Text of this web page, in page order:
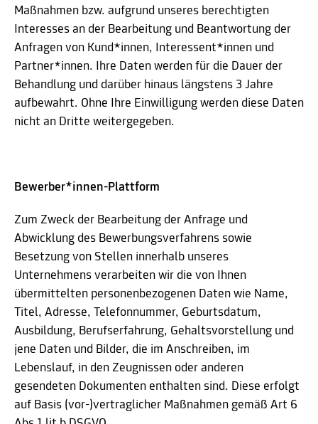
Maßnahmen bzw. aufgrund unseres berechtigten
Interesses an der Bearbeitung und Beantwortung der
Anfragen von Kund*innen, Interessent*innen und
Partner*innen. Ihre Daten werden für die Dauer der
Behandlung und darüber hinaus längstens 3 Jahre
aufbewahrt. Ohne Ihre Einwilligung werden diese Daten
nicht an Dritte weitergegeben.
Bewerber*innen-Plattform
Zum Zweck der Bearbeitung der Anfrage und
Abwicklung des Bewerbungsverfahrens sowie
Besetzung von Stellen innerhalb unseres
Unternehmens verarbeiten wir die von Ihnen
übermittelten personenbezogenen Daten wie Name,
Titel, Adresse, Telefonnummer, Geburtsdatum,
Ausbildung, Berufserfahrung, Gehaltsvorstellung und
jene Daten und Bilder, die im Anschreiben, im
Lebenslauf, in den Zeugnissen oder anderen
gesendeten Dokumenten enthalten sind. Diese erfolgt
auf Basis (vor-)vertraglicher Maßnahmen gemäß Art 6